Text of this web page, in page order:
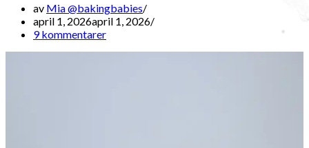
av Mia @bakingbabies
april 1, 2026april 1, 2026
9 kommentarer